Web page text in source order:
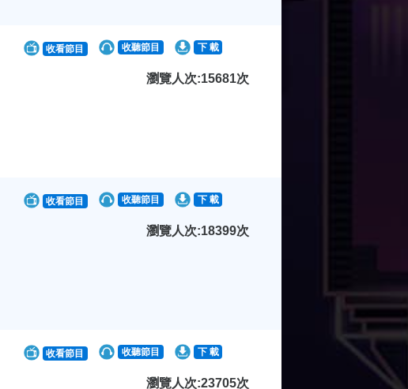
收看節目 收聽節目 下 載
瀏覽人次:15681次
收看節目 收聽節目 下 載
瀏覽人次:18399次
收看節目 收聽節目 下 載
瀏覽人次:23705次